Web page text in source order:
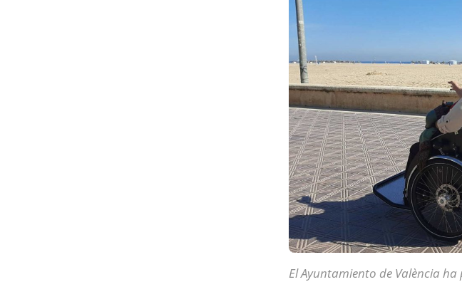
El Ayuntamiento de València